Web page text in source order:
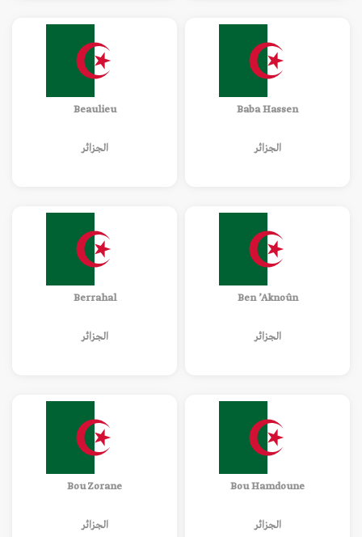
Baba Hassen
الجزائر
Beaulieu
الجزائر
Ben ’Aknoûn
الجزائر
Berrahal
الجزائر
Bou Hamdoune
الجزائر
Bou Zorane
الجزائر